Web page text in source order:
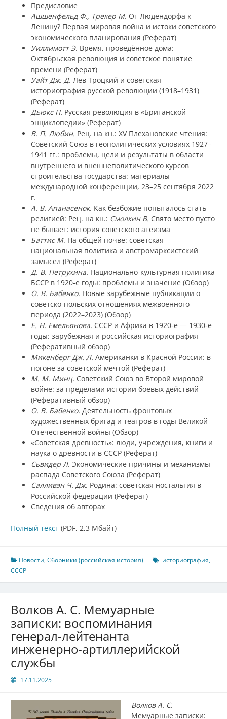
Предисловие
Ашшенфельд Ф., Трекер М. От Людендорфа к
Ленину? Первая мировая война и истоки советского
экономического планирования (Реферат)
Уиллимотт Э. Время, проведённое дома:
Октябрьская революция и советское понятие
времени (Реферат)
Уайт Дж. Д. Лев Троцкий и советская
историография русской революции (1918–1931)
(Реферат)
Дьюкс П. Русская революция в «Британской
энциклопедии» (Реферат)
В. П. Любин. Рец. на кн.: XV Плехановские чтения:
Советский Союз в геополитических условиях 1927–
1941 гг.: проблемы, цели и результаты в области
внутреннего и внешнеполитического курсов
строительства государства: материалы
международной конференции, 23–25 сентября 2022
г.
А. В. Апанасенок. Как безбожие попыталось стать
религией: Рец. на кн.: Смолкин В. Свято место пусто
не бывает: история советского атеизма
Баттис М. На общей почве: советская
национальная политика и австромарксистский
замысел (Реферат)
Д. В. Петрухина. Национально-культурная политика
БССР в 1920‑е годы: проблемы и значение (Обзор)
О. В. Бабенко. Новые зарубежные публикации о
советско-польских отношениях межвоенного
периода (2022–2023) (Обзор)
Е. Н. Емельянова. СССР и Африка в 1920‑е — 1930‑е
годы: зарубежная и российская историография
(Реферативный обзор)
Микенберг Дж. Л. Американки в Красной России: в
погоне за советской мечтой (Реферат)
М. М. Минц. Советский Союз во Второй мировой
войне: за пределами истории боевых действий
(Реферативный обзор)
О. В. Бабенко. Деятельность фронтовых
художественных бригад и театров в годы Великой
Отечественной войны (Обзор)
«Советская древность»: люди, учреждения, книги и
наука о древности в СССР (Реферат)
Сьвидер Л. Экономические причины и механизмы
распада Советского Союза (Реферат)
Салливэн Ч. Дж. Родина: советская ностальгия в
Российской федерации (Реферат)
Сведения об авторах
Полный текст (PDF, 2,3 Мбайт)
Новости,Сборники (российская история) историография,
СССР
Волков А. С. Мемуарные
записки: воспоминания
генерал-лейтенанта
инженерно-артиллерийской
службы
17.11.2025
Волков А. С.
Мемуарные записки: